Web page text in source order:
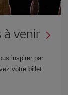
à venir
inspirer par
votre billet